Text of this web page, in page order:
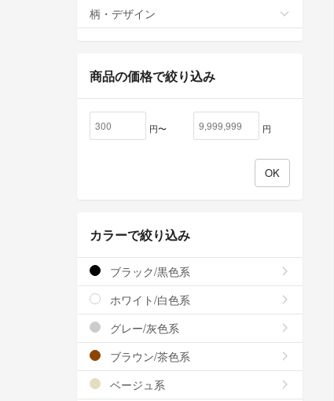
柄・デザイン
商品の価格で絞り込み
円〜 円
カラーで絞り込み
ブラック/黒色系
ホワイト/白色系
グレー/灰色系
ブラウン/茶色系
ベージュ系